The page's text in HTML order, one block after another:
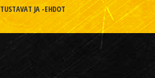
JA -EHDOT